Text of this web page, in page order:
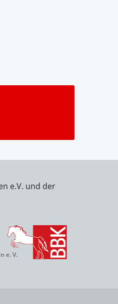
e.V. und der
e. V.